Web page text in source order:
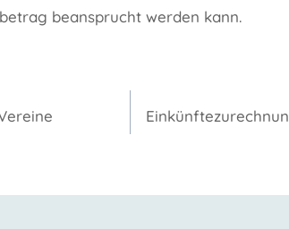
beansprucht werden kann.